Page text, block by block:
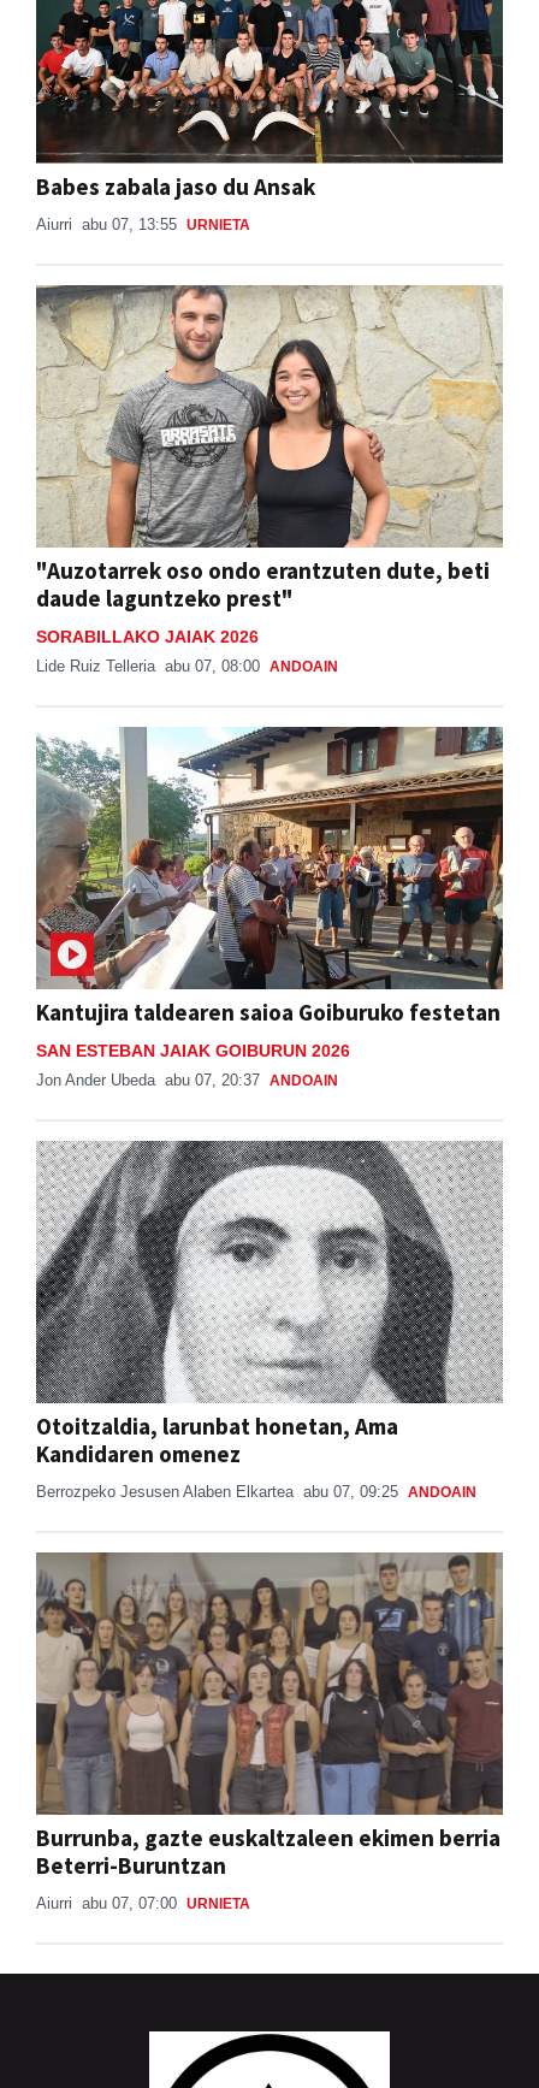
Babes zabala jaso du Ansak
Aiurri abu 07, 13:55 URNIETA
"Auzotarrek oso ondo erantzuten dute, beti
daude laguntzeko prest"
SORABILLAKO JAIAK 2026
Lide Ruiz Telleria abu 07, 08:00 ANDOAIN
Kantujira taldearen saioa Goiburuko festetan
SAN ESTEBAN JAIAK GOIBURUN 2026
Jon Ander Ubeda abu 07, 20:37 ANDOAIN
Otoitzaldia, larunbat honetan, Ama
Kandidaren omenez
Berrozpeko Jesusen Alaben Elkartea abu 07, 09:25 ANDOAIN
Burrunba, gazte euskaltzaleen ekimen berria
Beterri-Buruntzan
Aiurri abu 07, 07:00 URNIETA